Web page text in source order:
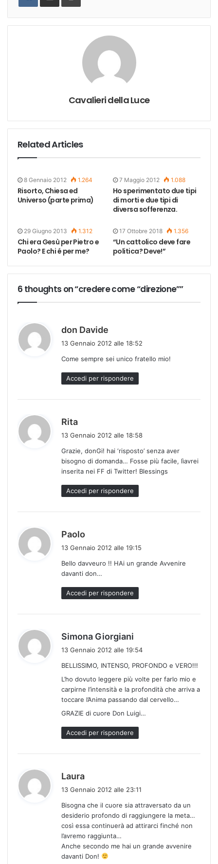
Cavalieri della Luce
Related Articles
8 Gennaio 2012 1.264
Risorto, Chiesa ed
Universo (parte prima)
7 Maggio 2012 1.088
Ho sperimentato due tipi
di morti e due tipi di
diversa sofferenza.
29 Giugno 2013 1.312
Chi era Gesù per Pietro e
Paolo? E chi é per me?
17 Ottobre 2018 1.356
“Un cattolico deve fare
politica? Deve!”
6 thoughts on “credere come “direzione””
don Davide
e
t
t
13 Gennaio 2012 alle 18:52
Come sempre sei unico fratello mio!
Accedi per rispondere
Rita
e
t
t
o
:
13 Gennaio 2012 alle 18:58
Grazie, donGi! hai ‘risposto’ senza aver
bisogno di domanda… Fosse più facile, lìavrei
inserita nei FF di Twitter! Blessings
Accedi per rispondere
Paolo
e
t
t
o
13 Gennaio 2012 alle 19:15
Bello davveuro !! HAi un grande Avvenire
davanti don…
Accedi per rispondere
Simona Giorgiani
e
t
t
o
:
13 Gennaio 2012 alle 19:54
BELLISSIMO, INTENSO, PROFONDO e VERO!!!
L’ho dovuto leggere più volte per farlo mio e
carpirne l’intensità e la profondità che arriva a
toccare l’Anima passando dal cervello…
GRAZIE di cuore Don Luigi…
Accedi per rispondere
Laura
e
t
t
:
13 Gennaio 2012 alle 23:11
Bisogna che il cuore sia attraversato da un
desiderio profondo di raggiungere la meta…
così essa continuerà ad attirarci finché non
l’avremo raggiunta…
Anche secondo me hai un grande avvenire
davanti Don!